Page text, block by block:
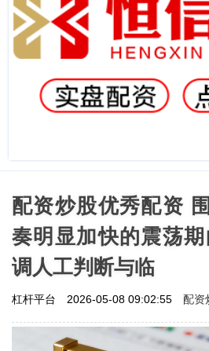
配资炒股优秀配资
奏明显加快的震荡
调人工判断与临
杠杆平台 2026-05-08 09:02:55 配资